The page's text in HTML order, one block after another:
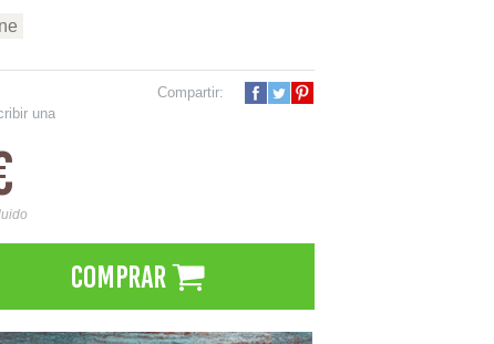
una
Compartir:
Comprar